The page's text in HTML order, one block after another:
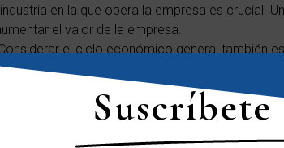
en la que opera la empresa es crucial.
el valor de la empresa.
el ciclo económico general también
económica puede generar un precio de
dificultar la obtención de una valoración
Reflexionar sobre tus objetivos personales y
Suscríbete